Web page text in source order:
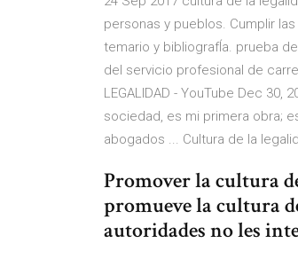
personas y pueblos. Cumplir
temario y bibliografÍa. prueba
del servicio profesional de
LEGALIDAD - YouTube Dec
sociedad, es mi primera obra;
abogados ... Cultura de la
Promover la cultura
promueve la cultura
autoridades no les